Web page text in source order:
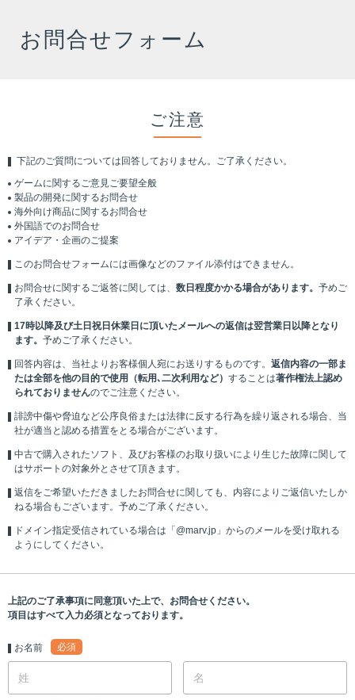
お問合せフォーム
ご注意
下記のご質問については回答しておりません。ご了承ください。
ゲームに関するご意見ご要望全般
製品の開発に関するお問合せ
海外向け商品に関するお問合せ
外国語でのお問合せ
アイデア・企画のご提案
このお問合せフォームには画像などのファイル添付はできません。
お問合せに関するご返答に関しては、 数日程度かかる場合があります。 予めご
了承ください。
17時以降及び土日祝日休業日に頂いたメールへの返信は翌営業日以降となり
ます。 予めご了承ください。
回答内容は、当社よりお客様個人宛にお送りするものです。 返信内容の一部ま
たは全部を他の目的で使用（転用､二次利用など） することは著作権法上認め
られておりませんのでご注意ください。
誹謗中傷や脅迫など公序良俗または法律に反する行為を繰り返される場合、当
社が適当と認める措置をとる場合がございます。
中古で購入されたソフト、及びお客様のお取り扱いにより生じた故障に関して
はサポートの対象外とさせて頂きます。
返信をご希望いただきましたお問合せに関しても、内容によりご返信いたしか
ねる場合もございます。予めご了承ください。
ドメイン指定受信されている場合は「@marv.jp」からのメールを受け取れる
ようにしてください。
上記のご了承事項に同意頂いた上で、お問合せください。
項目はすべて入力必須となっております。
お名前 必須